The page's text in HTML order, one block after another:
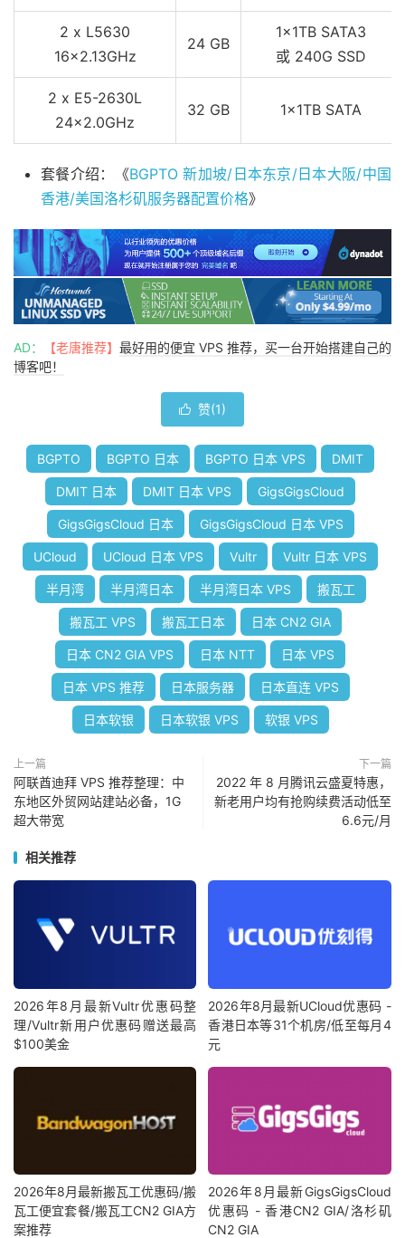
2 x L5630
16x2.13GHz
24 GB
1x1TB SATA3
或 240G SSD
2 x E5-2630L
24x2.0GHz
32 GB 1x1TB SATA
套餐介绍：《BGPTO 新加坡/日本东京/日本大阪/中国
香港/美国洛杉矶服务器配置价格》
AD： 【老唐推荐】 最好用的便宜 VPS 推荐，买一台开始搭建自己的
博客吧！
 赞(1)
BGPTO BGPTO 日本 BGPTO 日本 VPS DMIT
DMIT 日本 DMIT 日本 VPS GigsGigsCloud
GigsGigsCloud 日本 GigsGigsCloud 日本 VPS
UCloud UCloud 日本 VPS Vultr Vultr 日本 VPS
半月湾 半月湾日本 半月湾日本 VPS 搬瓦工
搬瓦工 VPS 搬瓦工日本 日本 CN2 GIA
日本 CN2 GIA VPS 日本 NTT 日本 VPS
日本 VPS 推荐 日本服务器 日本直连 VPS
日本软银 日本软银 VPS 软银 VPS
上一篇
阿联酋迪拜 VPS 推荐整理：中
东地区外贸网站建站必备，1G
超大带宽
下一篇
2022 年 8 月腾讯云盛夏特惠，
新老用户均有抢购续费活动低至
6.6元/月
相关推荐
2026年8月最新Vultr优惠码整
理/Vultr新用户优惠码赠送最高
$100美金
2026年8月最新UCloud优惠码 -
香港日本等31个机房/低至每月4
元
2026年8月最新搬瓦工优惠码/搬
瓦工便宜套餐/搬瓦工CN2 GIA方
案推荐
2026年8月最新GigsGigsCloud
优惠码 - 香港CN2 GIA/洛杉矶
CN2 GIA